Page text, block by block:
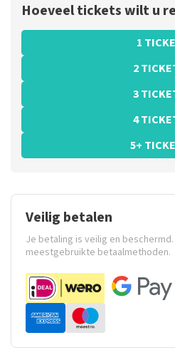
Hoeveel tickets wilt u
1
2
3
4
5+
Veilig betalen
Je betaling is veilig en
meestgebruikte betaalmethoden.